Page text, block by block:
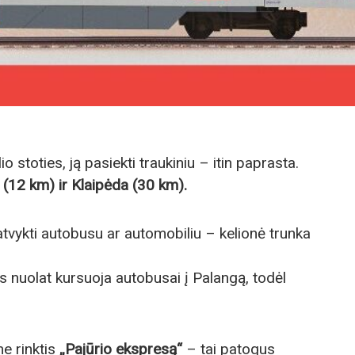
stoties, ją pasiekti traukiniu – itin paprasta.
km) ir Klaipėda (30 km).
autobusu ar automobiliu – kelionė trunka
nuolat kursuoja autobusai į Palangą, todėl
rinktis „Pajūrio ekspresą“– tai patogus